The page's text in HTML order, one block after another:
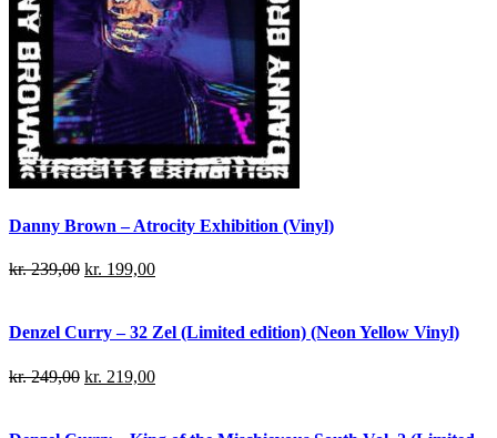
Danny Brown – Atrocity Exhibition (Vinyl)
kr.239,00 kr. 199,00
Denzel Curry – 32 Zel (Limited edition) (Neon Yellow Vinyl)
kr.249,00 kr. 219,00